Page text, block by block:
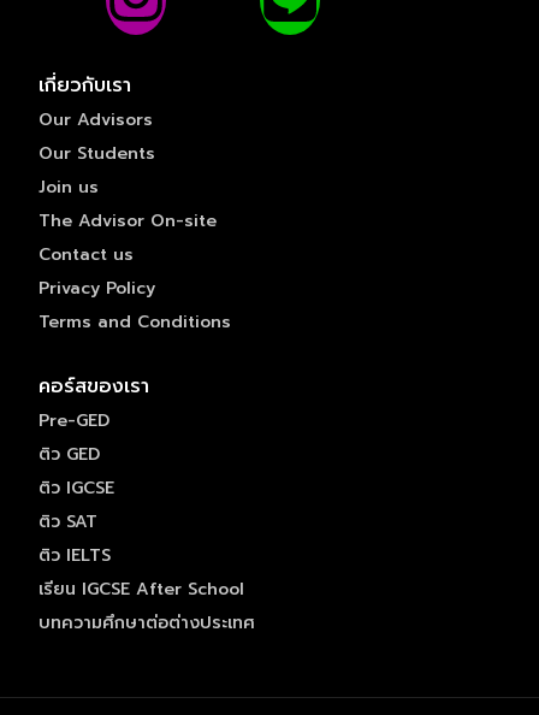
เกี่ยวกับเรา
Our Advisors
Our Students
Join us
The Advisor On-site
Contact us
Privacy Policy
Terms and Conditions
คอร์สของเรา
Pre-GED
ติว GED
ติว IGCSE
ติว SAT
ติว IELTS
เรียน IGCSE After School
บทความศึกษาต่อต่างประเทศ